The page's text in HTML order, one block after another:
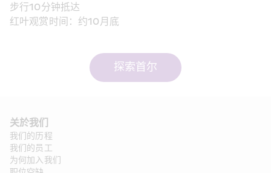
步行10分钟抵达
红叶观赏时间：约10月底
探索首尔
关於我们
我们的历程
我们的员工
为何加入我们